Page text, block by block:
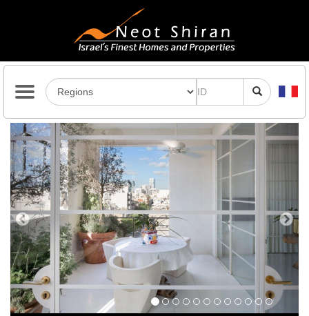
Previous Next